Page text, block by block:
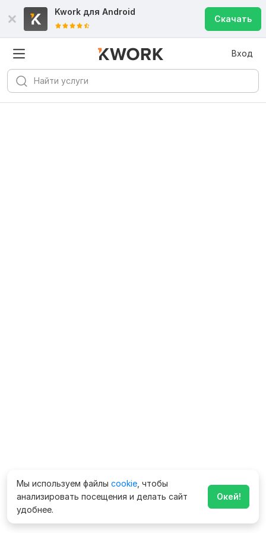
Kwork для Android
Скачать
Вход
Мы используем файлы cookie , чтобы
анализировать посещения и делать сайт
удобнее.
Окей!